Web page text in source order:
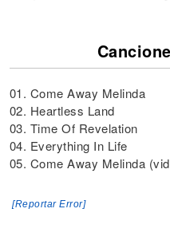
01. Come Away Melinda
02. Heartless Land
03. Time Of Revelation
04. Everything In Life
05. Come Away Melinda
[Reportar Error]